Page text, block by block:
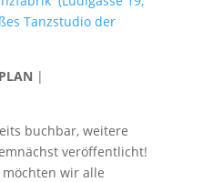
Tanzstudio der
|
buchbar, weitere
veröffentlicht!
wir alle